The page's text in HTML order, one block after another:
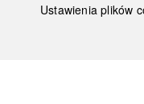
Ustawienia plików